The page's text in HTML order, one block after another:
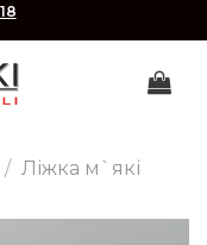
/ Ліжка м`які